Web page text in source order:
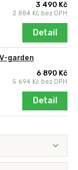
3 490 Kč
2 884 Kč bez DPH
Detail
garden
6 890 Kč
5 694 Kč bez DPH
Detail